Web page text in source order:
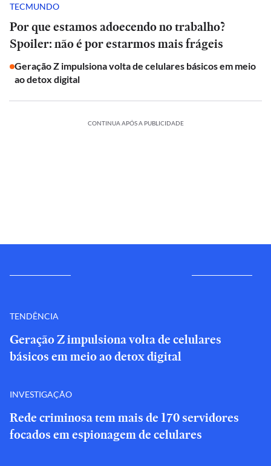
TECMUNDO
Por que estamos adoecendo no trabalho?
Spoiler: não é por estarmos mais frágeis
Geração Z impulsiona volta de celulares básicos em meio
ao detox digital
CONTINUA APÓS A PUBLICIDADE
TENDÊNCIA
Geração Z impulsiona volta de celulares
básicos em meio ao detox digital
INVESTIGAÇÃO
Rede criminosa tem mais de 170 servidores
focados em espionagem de celulares